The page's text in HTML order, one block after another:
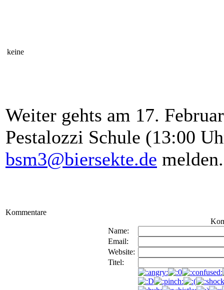
keine
Weiter gehts am 17.
Pestalozzi Schule (13:00
bsm3@biersekte.de melden.
Kommentare
Name:
Email:
Website:
Titel: